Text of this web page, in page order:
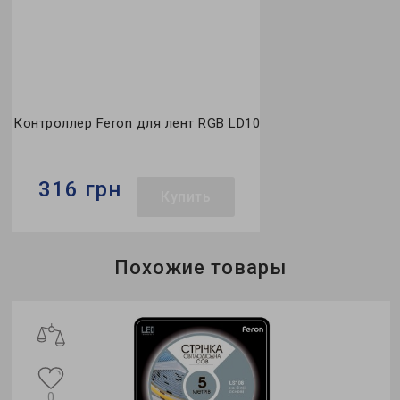
Контроллер Feron для лент RGB LD10
316 грн
Похожие товары